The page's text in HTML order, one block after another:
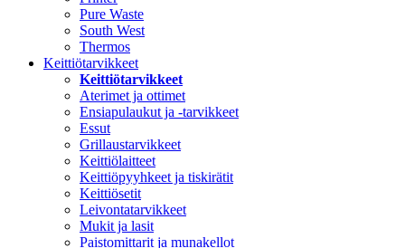
Pure Waste
South West
Thermos
Keittiötarvikkeet
Keittiötarvikkeet
Aterimet ja ottimet
Ensiapulaukut ja -tarvikkeet
Essut
Grillaustarvikkeet
Keittiölaitteet
Keittiöpyyhkeet ja tiskirätit
Keittiösetit
Leivontatarvikkeet
Mukit ja lasit
Paistomittarit ja munakellot